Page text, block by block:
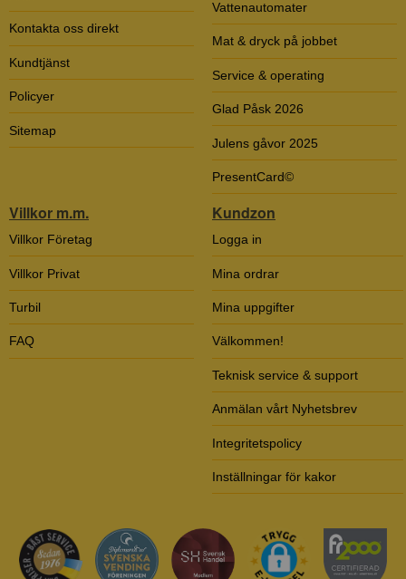
Kontakta oss direkt
Kundtjänst
Policyer
Sitemap
Vattenautomater
Mat & dryck på jobbet
Service & operating
Glad Påsk 2026
Julens gåvor 2025
PresentCard©
Villkor m.m.
Villkor Företag
Villkor Privat
Turbil
FAQ
Kundzon
Logga in
Mina ordrar
Mina uppgifter
Välkommen!
Teknisk service & support
Anmälan vårt Nyhetsbrev
Integritetspolicy
Inställningar för kakor